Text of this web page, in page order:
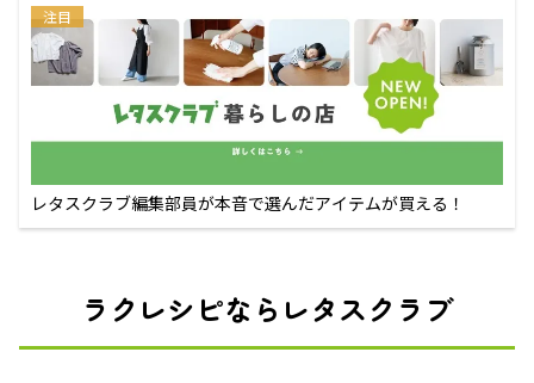
注目
レタスクラブ編集部員が本音で選んだアイテムが買える！
ラクレシピならレタスクラブ